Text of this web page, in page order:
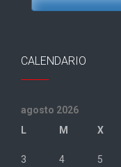
CALENDARIO
agosto 2026
L
M X
3
4 5